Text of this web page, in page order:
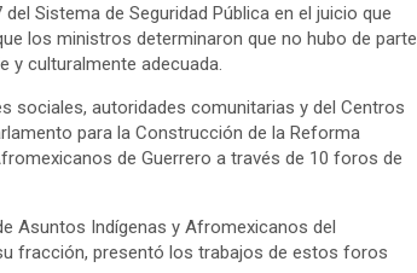
Sistema de Seguridad Pública en el juicio que
los ministros determinaron que no hubo de parte
y culturalmente adecuada.
sociales, autoridades comunitarias y del Centros
para la Construcción de la Reforma
de Guerrero a través de 10 foros de
Asuntos Indígenas y Afromexicanos del
fracción, presentó los trabajos de estos foros